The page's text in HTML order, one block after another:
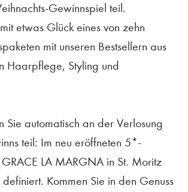
Gewinnspiel teil.
etwas Glück eines von zehn
mit unseren Bestsellern aus
Haarpflege, Styling und
Sie automatisch an der Verlosung
teil: Im neu eröffneten 5*-
LA MARGNA in St. Moritz
Kommen Sie in den Genuss